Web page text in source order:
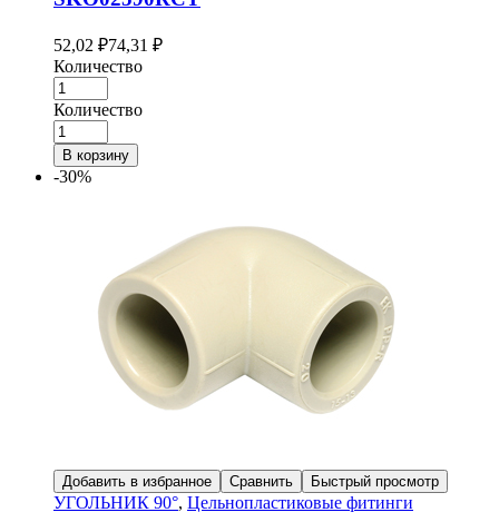
52,02 ₽74,31 ₽
Количество
Количество
В корзину
-30%
Добавить в избранное Сравнить Быстрый просмотр
УГОЛЬНИК 90°, Цельнопластиковые фитинги